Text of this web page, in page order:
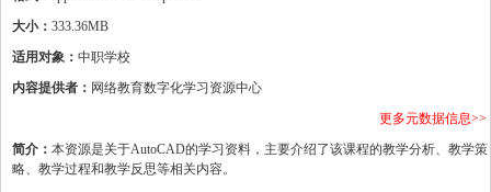
大小： 333.36MB
适用对象： 中职学校
内容提供者： 网络教育数字化学习资源中心
更多元数据信息>>
简介： 本资源是关于AutoCAD的学习资料，主要介绍了该课程的教学分析、教学策
略、教学过程和教学反思等相关内容。